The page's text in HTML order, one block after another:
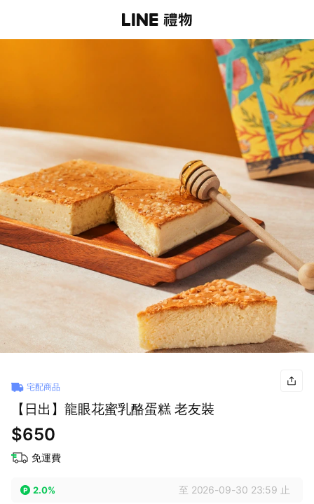
宅配商品
【日出】龍眼花蜜乳酪蛋糕 老友裝
$650
免運費
2.0% 至 2026-09-30 23:59 止